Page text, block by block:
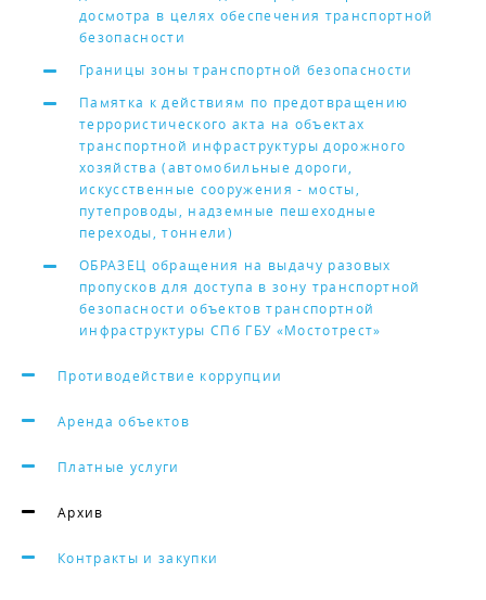
досмотра в целях обеспечения транспортной
безопасности
Границы зоны транспортной безопасности
Памятка к действиям по предотвращению
террористического акта на объектах
транспортной инфраструктуры дорожного
хозяйства (автомобильные дороги,
искусственные сооружения - мосты,
путепроводы, надземные пешеходные
переходы, тоннели)
ОБРАЗЕЦ обращения на выдачу разовых
пропусков для доступа в зону транспортной
безопасности объектов транспортной
инфраструктуры СПб ГБУ «Мостотрест»
Противодействие коррупции
Аренда объектов
Платные услуги
Архив
Контракты и закупки